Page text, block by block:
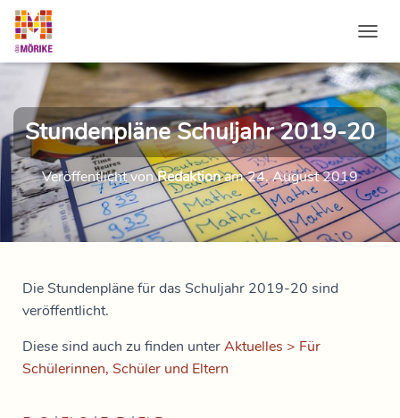
Stundenpläne Schuljahr 2019-20
Veröffentlicht vonRedaktionam24. August 2019
Die Stundenpläne für das Schuljahr 2019-20 sind
veröffentlicht.
Diese sind auch zu finden unterAktuelles > Für
Schülerinnen, Schüler und Eltern